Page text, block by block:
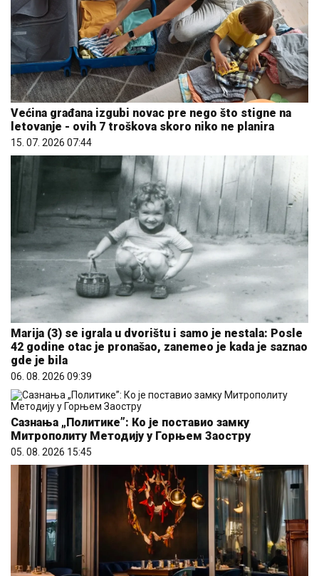
Većina građana izgubi novac pre nego što stigne na
letovanje - ovih 7 troškova skoro niko ne planira
15. 07. 2026 07:44
Marija (3) se igrala u dvorištu i samo je nestala: Posle
42 godine otac je pronašao, zanemeo je kada je saznao
gde je bila
06. 08. 2026 09:39
Сазнања „Политике”: Ко је поставио замку
Митрополиту Методију у Горњем Заостру
05. 08. 2026 15:45